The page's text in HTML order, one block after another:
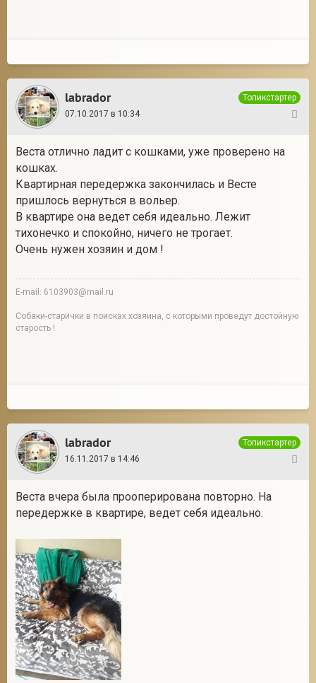
labrador
Топикстартер
07.10.2017 в 10:34
Веста отлично ладит с кошками, уже проверено на
кошках.
Квартирная передержка закончилась и Весте
пришлось вернуться в вольер.
В квартире она ведет себя идеально. Лежит
тихонечко и спокойно, ничего не трогает.
Очень нужен хозяин и дом !
E-mail: 6103903@mail.ru
Собаки-старички в поисках хозяина, с которыми проведут достойную
старость !
labrador
Топикстартер
16.11.2017 в 14:46
Веста вчера была прооперирована повторно. На
передержке в квартире, ведет себя идеально.